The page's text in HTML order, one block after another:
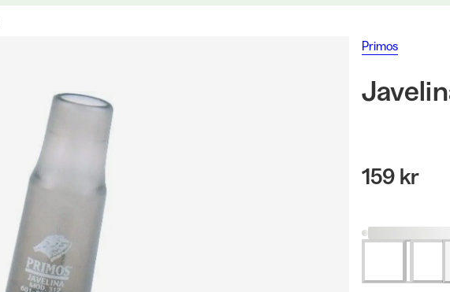
Primos
159 kr